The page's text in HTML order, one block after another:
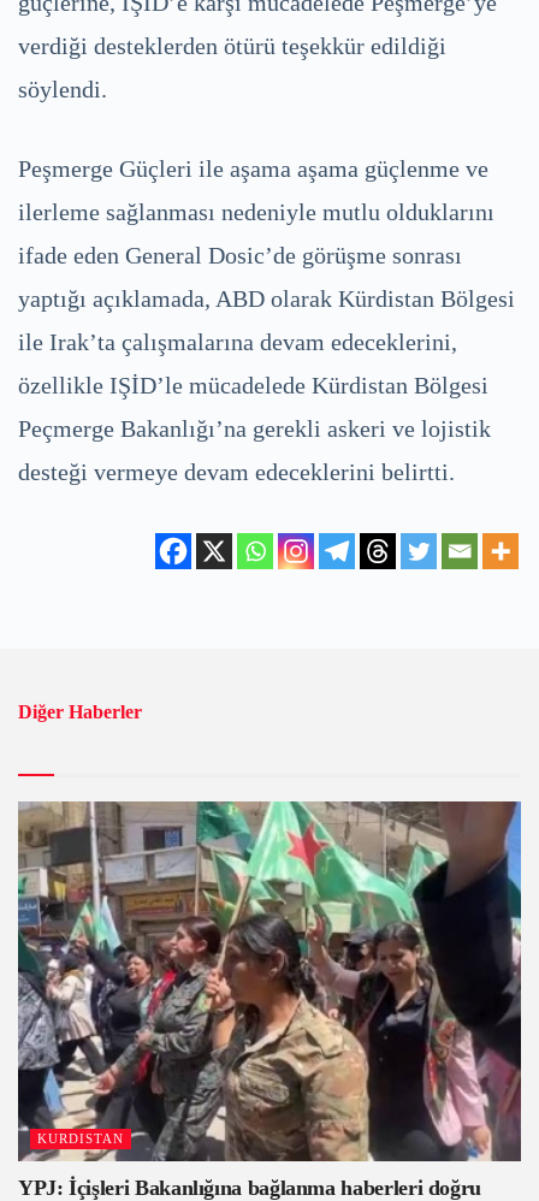
verdiği desteklerden ötürü teşekkür edildiği
söylendi.
Peşmerge Güçleri ile aşama aşama güçlenme ve
ilerleme sağlanması nedeniyle mutlu olduklarını
ifade eden General Dosic’de görüşme sonrası
yaptığı açıklamada, ABD olarak Kürdistan Bölgesi
ile Irak’ta çalışmalarına devam edeceklerini,
özellikle IŞİD’le mücadelede Kürdistan Bölgesi
Peçmerge Bakanlığı’na gerekli askeri ve lojistik
desteği vermeye devam edeceklerini belirtti.
Diğer Haberler
KURDISTAN
YPJ: İçişleri Bakanlığına bağlanma haberleri doğru